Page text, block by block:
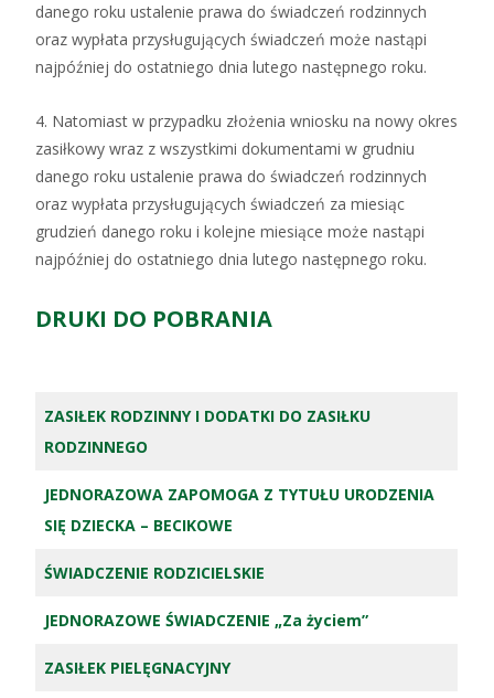
danego roku ustalenie prawa do świadczeń rodzinnych
oraz wypłata przysługujących świadczeń może nastąpi
najpóźniej do ostatniego dnia lutego następnego roku.
4. Natomiast w przypadku złożenia wniosku na nowy okres
zasiłkowy wraz z wszystkimi dokumentami w grudniu
danego roku ustalenie prawa do świadczeń rodzinnych
oraz wypłata przysługujących świadczeń za miesiąc
grudzień danego roku i kolejne miesiące może nastąpi
najpóźniej do ostatniego dnia lutego następnego roku.
DRUKI DO POBRANIA
ZASIŁEK RODZINNY I DODATKI DO ZASIŁKU
RODZINNEGO
JEDNORAZOWA ZAPOMOGA Z TYTUŁU URODZENIA
SIĘ DZIECKA – BECIKOWE
ŚWIADCZENIE RODZICIELSKIE
JEDNORAZOWE ŚWIADCZENIE „Za życiem”
ZASIŁEK PIELĘGNACYJNY